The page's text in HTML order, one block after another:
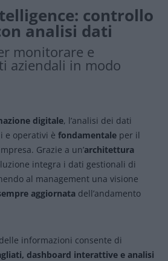
controllo
analisi dati
monitorare e
aziendali in modo
digitale, l’analisi dei dati
e operativi èfondamentale per il
Grazie a un’architettura
integra i dati gestionali di
al management una visione
aggiornata dell’andamento
informazioni consente di
dashboard interattive e analisi